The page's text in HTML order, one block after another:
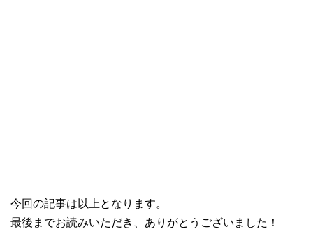
今回の記事は以上となります。
最後までお読みいただき、ありがとうございました！